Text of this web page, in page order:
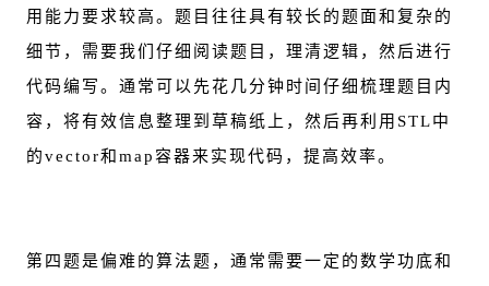
用能力要求较高。题目往往具有较长的题面和复杂的
细节，需要我们仔细阅读题目，理清逻辑，然后进行
代码编写。通常可以先花几分钟时间仔细梳理题目内
容，将有效信息整理到草稿纸上，然后再利用STL中
的vector和map容器来实现代码，提高效率。
第四题是偏难的算法题，通常需要一定的数学功底和